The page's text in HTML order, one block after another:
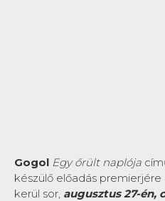
Gogol Egy őrült naplója
készülő előadás
kerül sor, augusztus 27-én,